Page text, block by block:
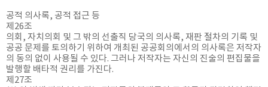
공적 의사록, 공적 접근 등
제26조
의회, 자치의회 및 그 밖의 선출직 당국의 의사록, 재판 절차의 기록 및
공공 문제를 토의하기 위하여 개최된 공공회의에서의 의사록은 저작자
의 동의 없이 사용될 수 있다. 그러나 저작자는 자신의 진술의 편집물을
발행할 배타적 권리를 가진다.
제27조